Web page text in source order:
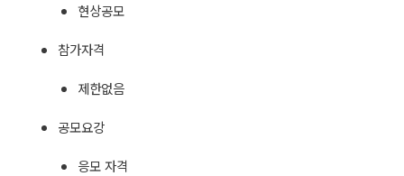
현상공모
참가자격
제한없음
공모요강
응모 자격